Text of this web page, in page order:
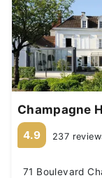
Champagne
4.9 237
71 Boulevard